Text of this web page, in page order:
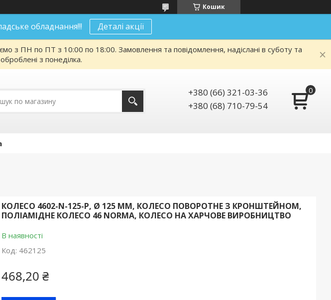
Кошик
обладнання!!! Деталі акції
ПН по ПТ з 10:00 по 18:00. Замовлення та повідомлення, надіслані в суботу та
з понеділка.
+380 (66) 321-03-36
+380 (68) 710-79-54
КОЛЕСО 4602-N-125-P, Ø 125 ММ, КОЛЕСО ПОВОРОТНЕ З КРОНШТЕЙНОМ,
ПОЛІАМІДНЕ КОЛЕСО 46 NORMA, КОЛЕСО НА ХАРЧОВЕ ВИРОБНИЦТВО
В наявності
Код: 462125
468,20 ₴